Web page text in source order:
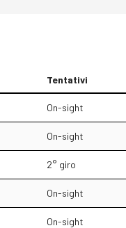
Tentativi
On-sight
On-sight
2° giro
On-sight
On-sight